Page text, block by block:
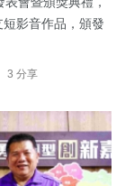
影音作品，頒發
3 分享